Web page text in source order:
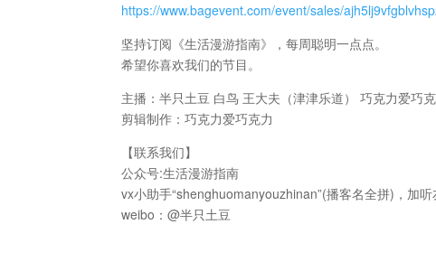
https://www.bagevent.com/event/sales/
坚持订阅《生活漫游指南》，每周聪明一点点。
希望你喜欢我们的节目。
主播：半只土豆 白鸟 王大夫（津津乐道） 巧克力爱巧
剪辑制作：巧克力爱巧克力
【联系我们】
公众号:生活漫游指南
vx小助手“shenghuomanyouzhinan”(播客名全拼)，加
weibo：@半只土豆